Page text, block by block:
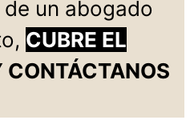
un abogado
CUBRE EL
CONTÁCTANOS